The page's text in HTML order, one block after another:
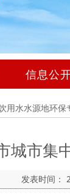
信息公
用水水源地环保
城市集
发表时间：